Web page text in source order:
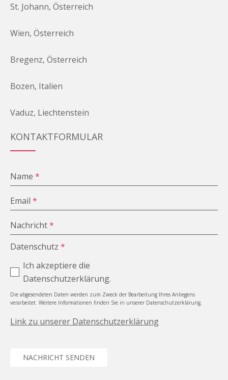
St. Johann, Österreich
Wien, Österreich
Bregenz, Österreich
Bozen, Italien
Vaduz, Liechtenstein
KONTAKTFORMULAR
Name*
Email*
Nachricht*
Datenschutz*
Ich akzeptiere die
Datenschutzerklärung.
Die abgesendeten Daten werden zum Zweck der Bearbeitung Ihres Anliegens
verarbeitet. Weitere Informationen finden Sie in unserer Datenschutzerklärung.
Link zu unserer Datenschutzerklärung
NACHRICHT SENDEN